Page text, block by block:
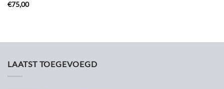
€75,00
LAATST TOEGEVOEGD